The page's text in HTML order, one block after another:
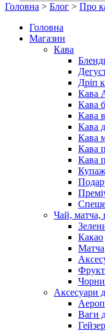
Головна > Блог > Про
Головна
Магазин
Кава
Дріп
Кава
Кава
Кава
Кава
Кава
Кава
Кава
Купаж
Чай, матча,
Какао
Матча
Аксесуари
Ваги